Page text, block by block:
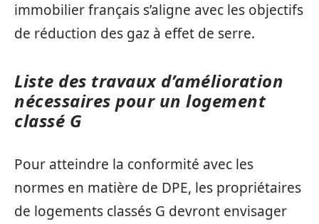
immobilier français s’aligne avec les objectifs
de réduction des gaz à effet de serre.
Liste des travaux d’amélioration
nécessaires pour un logement
classé G
Pour atteindre la conformité avec les
normes en matière de DPE, les propriétaires
de logements classés G devront envisager